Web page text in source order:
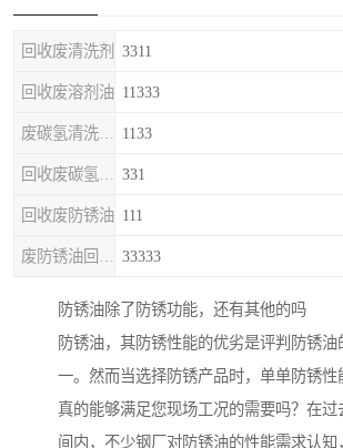
回收废清洗剂 3311
回收废溶剂油 11333
1133
331
回收废防锈油 111
33333
防锈油除了防锈功能，还有其他的吗
防锈油，其防锈性能的优劣是评判防锈油
一。然而当选择防锈产品时，单单防锈性
真的能够满足您现场工况的需要吗？在过
间内，不少钢厂对防锈油的性能需求认知